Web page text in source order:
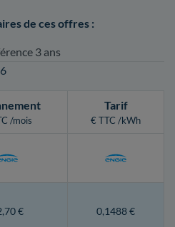
de ces offres :
3 ans
/mois
Tarif
€ TTC /kWh
€ 0,1488 €